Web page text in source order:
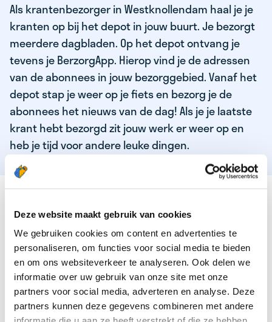
Deze website maakt gebruik van cookies
We gebruiken cookies om content en advertenties te
personaliseren, om functies voor social media te bieden
en om ons websiteverkeer te analyseren. Ook delen we
informatie over uw gebruik van onze site met onze
partners voor social media, adverteren en analyse. Deze
partners kunnen deze gegevens combineren met andere
Als krantenbezorger in Westknollendam haal je je
kranten op bij het depot in jouw buurt. Je bezorgt
meerdere dagbladen. Op het depot ontvang je
tevens je BerzorgApp. Hierop vind je de adressen
van de abonnees in jouw bezorggebied. Vanaf het
depot stap je weer op je fiets en bezorg je de
abonnees het nieuws van de dag! Als je je laatste
krant hebt bezorgd zit jouw werk er weer op en
heb je tijd voor andere leuke dingen.
DEZE KWALITEITEN HEEFT ONZE TOP
KRANTENBEZORGER
Je bent verantwoordelijk en zelfstandig
Je houdt van lekker bewegen in de frisse lucht
Je houdt vooral van fijn werk dat lekker bijverdient!
Je wordt blij van het bezorgen van het laatste nieuws